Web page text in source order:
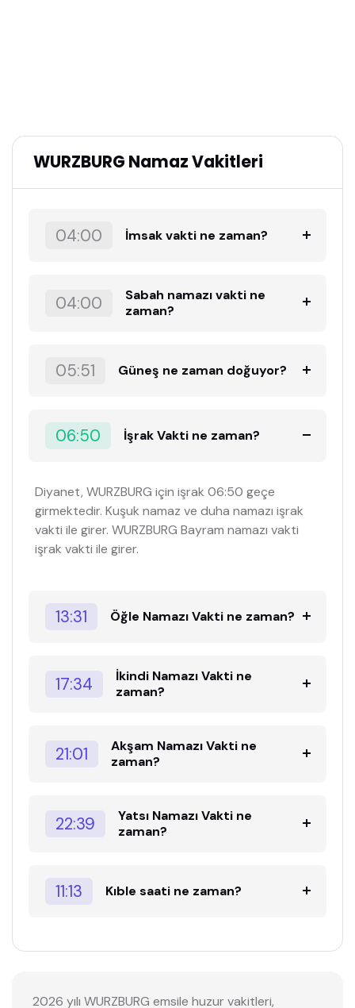
WURZBURG Namaz Vakitleri
04:00 İmsak vakti ne zaman?
04:00
Sabah namazı vakti ne
zaman?
05:51 Güneş ne zaman doğuyor?
06:50 İşrak Vakti ne zaman?
Diyanet, WURZBURG için işrak 06:50 geçe
girmektedir. Kuşuk namaz ve duha namazı işrak
vakti ile girer. WURZBURG Bayram namazı vakti
işrak vakti ile girer.
13:31 Öğle Namazı Vakti ne zaman?
17:34
İkindi Namazı Vakti ne
zaman?
21:01
Akşam Namazı Vakti ne
zaman?
22:39
Yatsı Namazı Vakti ne
zaman?
11:13 Kıble saati ne zaman?
2026 yılı WURZBURG emsile huzur vakitleri,